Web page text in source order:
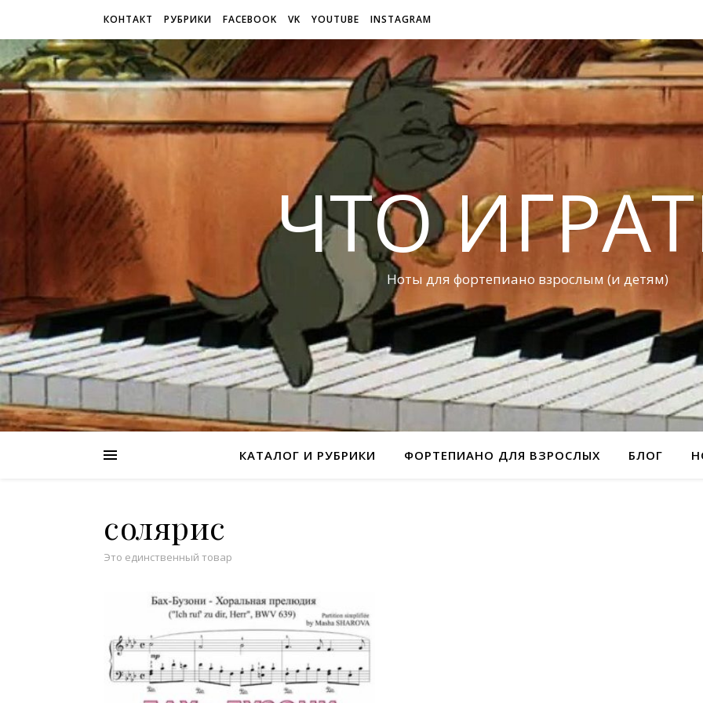
КОНТАКТ РУБРИКИ FACEBOOK VK YOUTUBE INSTAGRAM
ЧТО
Ноты для фортепиано взрослым (и детям)
КАТАЛОГ И РУБРИКИ ФОРТЕПИАНО ДЛЯ ВЗРОСЛЫХ БЛОГ
солярис
Это единственный товар